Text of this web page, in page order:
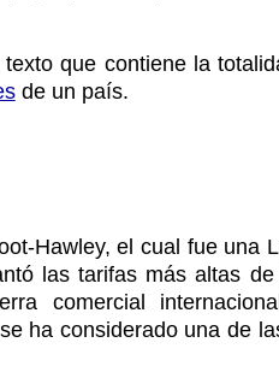
que contiene la
de un país.
Hawley, el cual fue una
las tarifas más altas de
comercial
ha considerado una de